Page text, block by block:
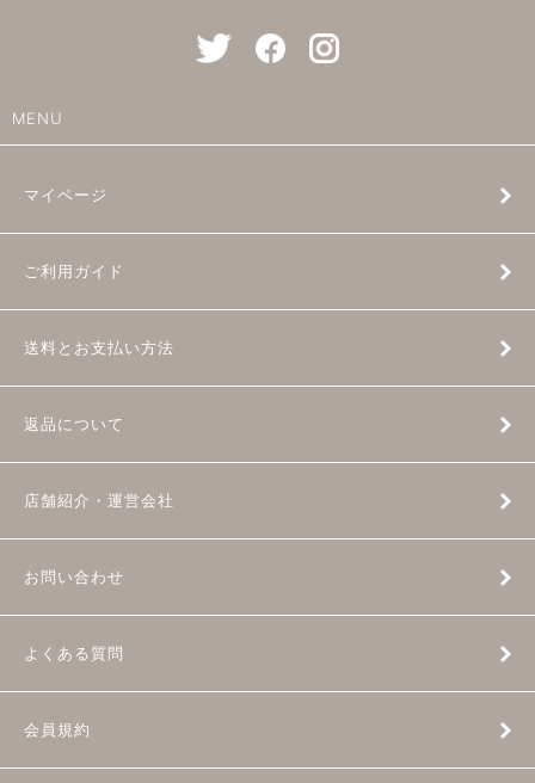
MENU
マイページ
ご利用ガイド
送料とお支払い方法
返品について
店舗紹介・運営会社
お問い合わせ
よくある質問
会員規約